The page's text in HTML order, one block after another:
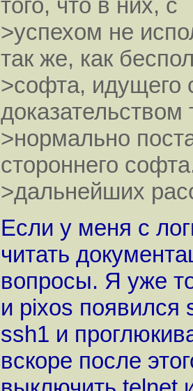
того, что в них, с
>успехом не
так же, как
>софта, идущего
доказательством
>нормально
стороннего
>дальнейших
Если у меня с
читать
вопросы. Я уже
и pixos появился
ssh1 и
вскоре после